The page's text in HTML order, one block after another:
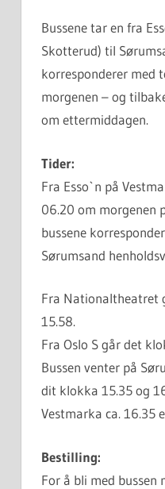
Bussene tar en fra
Skotterud) til
korresponderer med
morgenen – og
om ettermiddagen.
Tider:
Fra Esso`n på
06.20 om morgenen
bussene
Sørumsand
Fra Nationaltheatret
15.58.
Fra Oslo S går det
Bussen venter på
dit klokka 15.35 og
Vestmarka ca. 16.35
Bestilling:
For å bli med bussen